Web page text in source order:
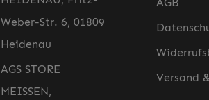
Weber-Str. 6, 01809
Heidenau
AGS STORE
MEISSEN,
Versand